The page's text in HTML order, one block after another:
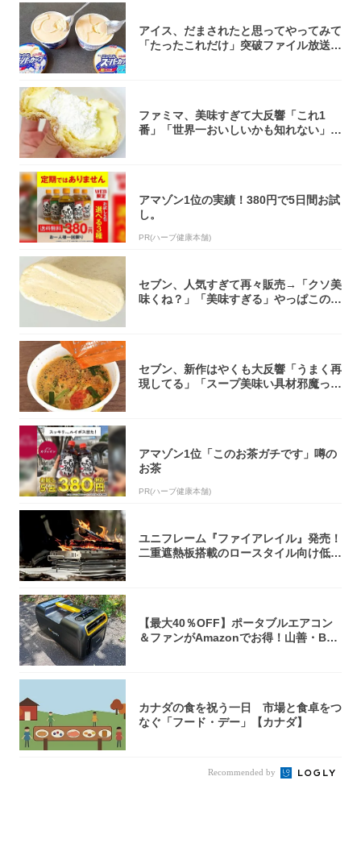
アイス、だまされたと思ってやってみて
「たったこれだけ」突破ファイル放送で
ファミマ、美味すぎて大反響「これ1
番」「世界一おいしいかも知れない」
アマゾン1位の実績！380円で5日間お試
し。
PR(ハーブ健康本舗)
セブン、人気すぎて再々販売→「クソ美
味くね？」「美味すぎる」やっぱこのク
セブン、新作はやくも大反響「うまく再
現してる」「スープ美味い具材邪魔って
アマゾン1位「このお茶ガチです」噂の
お茶
PR(ハーブ健康本舗)
ユニフレーム『ファイアレイル』発売！
二重遮熱板搭載のロースタイル向け低型
【最大40％OFF】ポータブルエアコン
＆ファンがAmazonでお得！山善・Bo
カナダの食を祝う一日 市場と食卓をつ
なぐ「フード・デー」【カナダ】
Recommended by